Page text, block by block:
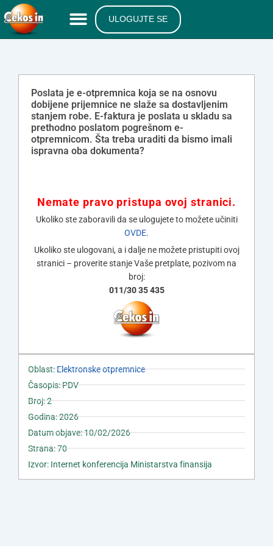
ULOGUJTE SE
Poslata je e-otpremnica koja se na osnovu
dobijene prijemnice ne slaže sa dostavljenim
stanjem robe. E-faktura je poslata u skladu sa
prethodno poslatom pogrešnom e-
otpremnicom. Šta treba uraditi da bismo imali
ispravna oba dokumenta?
Nemate pravo pristupa ovoj stranici.
Ukoliko ste zaboravili da se ulogujete to možete učiniti
OVDE.
Ukoliko ste ulogovani, a i dalje ne možete pristupiti ovoj
stranici – proverite stanje Vaše pretplate, pozivom na
broj:
011/30 35 435
Oblast:Elektronske otpremnice
Časopis: PDV
Broj: 2
Godina: 2026
Datum objave: 10/02/2026
Strana: 70
Izvor: Internet konferencija Ministarstva finansija